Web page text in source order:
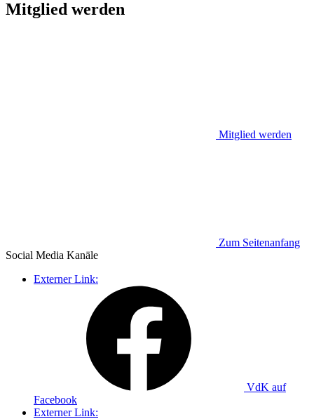
Mitglied werden
Mitglied werden
Zum Seitenanfang
Social Media Kanäle
Externer Link:
VdK auf
Facebook
Externer Link: